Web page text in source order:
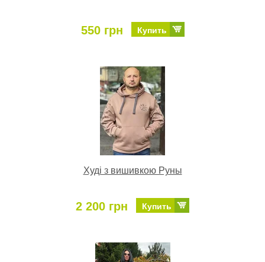
550 грн Купить
Худі з вишивкою Руны
2 200 грн Купить